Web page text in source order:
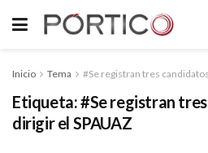
Inicio Tema #Se registran tres
Etiqueta:#Se registran
dirigir el SPAUAZ